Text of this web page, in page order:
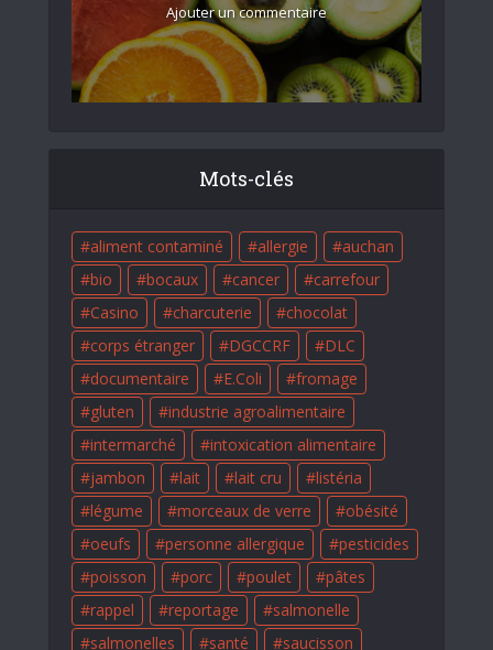
Ajouter un commentaire
Mots-clés
aliment contaminé allergie
auchan
bio
bocaux cancer
carrefour
Casino
charcuterie
chocolat
corps étranger
DGCCRF
DLC
documentaire
E.Coli
fromage
gluten
industrie agroalimentaire
intermarché
intoxication alimentaire
jambon
lait lait cru
listéria
légume
morceaux de verre
obésité
oeufs
personne allergique
pesticides
poisson
porc poulet
pâtes
rappel
reportage
salmonelle
salmonelles
santé saucisson